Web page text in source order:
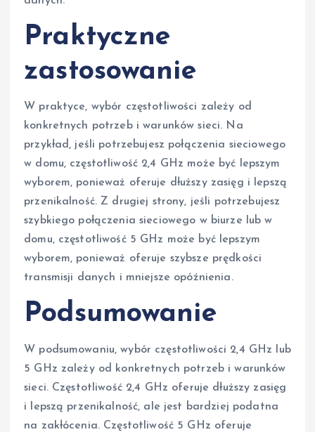
Praktyczne
zastosowanie
W praktyce, wybór częstotliwości zależy od
konkretnych potrzeb i warunków sieci. Na
przykład, jeśli potrzebujesz połączenia sieciowego
w domu, częstotliwość 2,4 GHz może być lepszym
wyborem, ponieważ oferuje dłuższy zasięg i lepszą
przenikalność. Z drugiej strony, jeśli potrzebujesz
szybkiego połączenia sieciowego w biurze lub w
domu, częstotliwość 5 GHz może być lepszym
wyborem, ponieważ oferuje szybsze prędkości
transmisji danych i mniejsze opóźnienia.
Podsumowanie
W podsumowaniu, wybór częstotliwości 2,4 GHz lub
5 GHz zależy od konkretnych potrzeb i warunków
sieci. Częstotliwość 2,4 GHz oferuje dłuższy zasięg
i lepszą przenikalność, ale jest bardziej podatna
na zakłócenia. Częstotliwość 5 GHz oferuje